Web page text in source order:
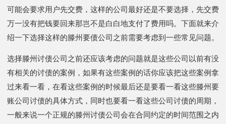
可能会要求用户先交费，这样的公司最好还是不要选择，先交费
万一没有把钱要回来那岂不是白白地支付了费用吗。下面就来介
绍一下选择这样的滕州要债公司之前需要考虑到一些常见问题。
选择滕州讨债公司之前还应该考虑的问题就是这些公司以前有没
有相关的讨债的案例，如果有这些案例的话你应该把这些案例拿
过来看一看，在看这些案例的时候最后还是要看一看这些滕州要
账公司讨债的具体方式，同时也要看一看这些公司讨债的周期，
一般来说一个正规的滕州讨债公司会在合同约定的时间范围之内